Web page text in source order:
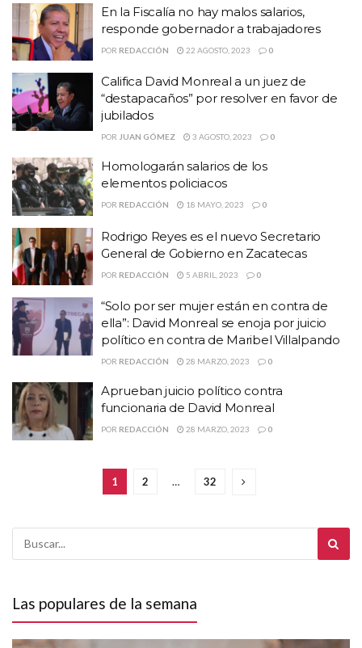
En la Fiscalía no hay malos salarios,
responde gobernador a trabajadores
POR REDACCIÓN 22 AGOSTO, 2023 0
Califica David Monreal a un juez de
“destapacaños” por resolver en favor de
jubilados
POR JUAN GÓMEZ 3 AGOSTO, 2023 0
Homologarán salarios de los
elementos policiacos
POR REDACCIÓN 18 MAYO, 2023 0
Rodrigo Reyes es el nuevo Secretario
General de Gobierno en Zacatecas
POR REDACCIÓN 5 ABRIL, 2023 0
“Solo por ser mujer están en contra de
ella”: David Monreal se enoja por juicio
político en contra de Maribel Villalpando
POR REDACCIÓN 28 MARZO, 2023 0
Aprueban juicio político contra
funcionaria de David Monreal
POR REDACCIÓN 28 MARZO, 2023 0
1 2 … 32
Las populares de la semana